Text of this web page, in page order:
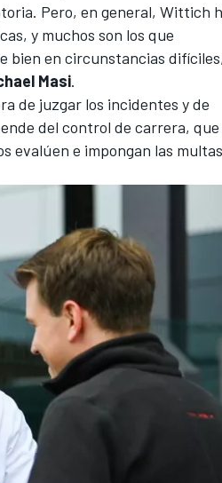
Pero, en general, Wittich
y muchos son los que
bien en circunstancias difíciles,
Masi.
de juzgar los incidentes y de
del control de carrera, que
evalúen e impongan las